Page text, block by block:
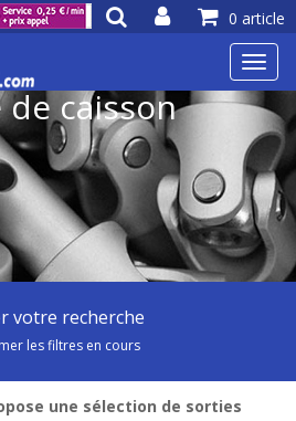
0 article
caisson
votre recherche
les filtres en cours
une sélection de sorties